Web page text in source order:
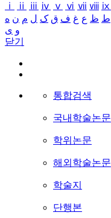
ⅰ
ⅱ ⅲ ⅳ ⅴ ⅵ ⅶ ⅷ ⅸ
ط ظ ع غ ف ق ک ل م ن ه
و ی
닫기
통합검색
국내학술논문
학위논문
해외학술논문
학술지
단행본